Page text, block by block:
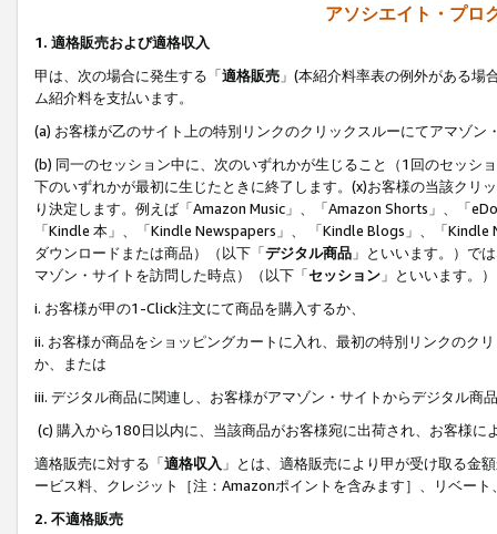
アソシエイト・プロ
1. 適格販売および適格収入
甲は、次の場合に発生する「適格販売 」(本紹介料率表の例外がある
ム紹介料を支払います。
(a) お客様が乙のサイト上の特別リンクのクリックスルーにてアマゾン
(b) 同一のセッション中に、次のいずれかが生じること（1回のセッシ
下のいずれかが最初に生じたときに終了します。(x)お客様の当該ク
り決定します。例えば「Amazon Music」、「Amazon Shorts」、「
「Kindle 本」、「Kindle Newspapers」、 「Kindle Blogs」、「
ダウンロードまたは商品）（以下「デジタル商品 」といいます。）で
マゾン・サイトを訪問した時点）（以下「セッション 」といいます。
i. お客様が甲の1-Click注文にて商品を購入するか、
ii. お客様が商品をショッピングカートに入れ、最初の特別リンクのク
か、または
iii. デジタル商品に関連し、お客様がアマゾン・サイトからデジタル
(c) 購入から180日以内に、当該商品がお客様宛に出荷され、お客様
適格販売に対する「適格収入 」とは、適格販売により甲が受け取る金
ービス料、クレジット［注：Amazonポイントを含みます］、リベー
2. 不適格販売